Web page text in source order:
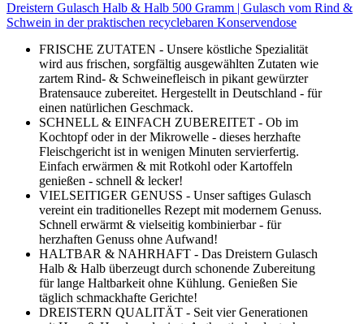
Dreistern Gulasch Halb & Halb 500 Gramm | Gulasch vom Rind &
Schwein in der praktischen recyclebaren Konservendose
FRISCHE ZUTATEN - Unsere köstliche Spezialität
wird aus frischen, sorgfältig ausgewählten Zutaten wie
zartem Rind- & Schweinefleisch in pikant gewürzter
Bratensauce zubereitet. Hergestellt in Deutschland - für
einen natürlichen Geschmack.
SCHNELL & EINFACH ZUBEREITET - Ob im
Kochtopf oder in der Mikrowelle - dieses herzhafte
Fleischgericht ist in wenigen Minuten servierfertig.
Einfach erwärmen & mit Rotkohl oder Kartoffeln
genießen - schnell & lecker!
VIELSEITIGER GENUSS - Unser saftiges Gulasch
vereint ein traditionelles Rezept mit modernem Genuss.
Schnell erwärmt & vielseitig kombinierbar - für
herzhaften Genuss ohne Aufwand!
HALTBAR & NAHRHAFT - Das Dreistern Gulasch
Halb & Halb überzeugt durch schonende Zubereitung
für lange Haltbarkeit ohne Kühlung. Genießen Sie
täglich schmackhafte Gerichte!
DREISTERN QUALITÄT - Seit vier Generationen